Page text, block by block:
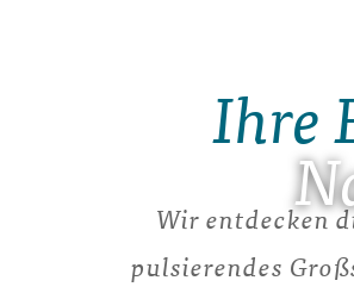
Ihre
Wir entdecken
pulsierendes